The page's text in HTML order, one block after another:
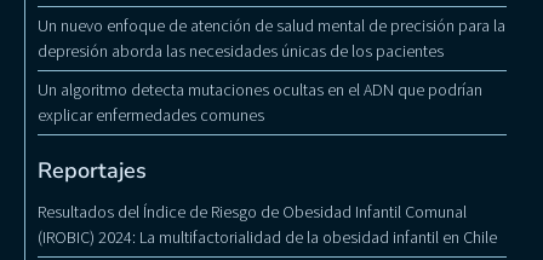
Un nuevo enfoque de atención de salud mental de precisión para la
depresión aborda las necesidades únicas de los pacientes
Un algoritmo detecta mutaciones ocultas en el ADN que podrían
explicar enfermedades comunes
Reportajes
Resultados del Índice de Riesgo de Obesidad Infantil Comunal
(IROBIC) 2024: La multifactorialidad de la obesidad infantil en Chile